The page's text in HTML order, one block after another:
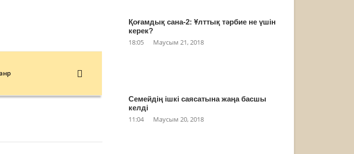
Қоғамдық сана-2: Ұлттық тәрбие не үшін
керек?
18:05 Маусым 21, 2018
Семейдің ішкі саясатына жаңа басшы
келді
11:04 Маусым 20, 2018